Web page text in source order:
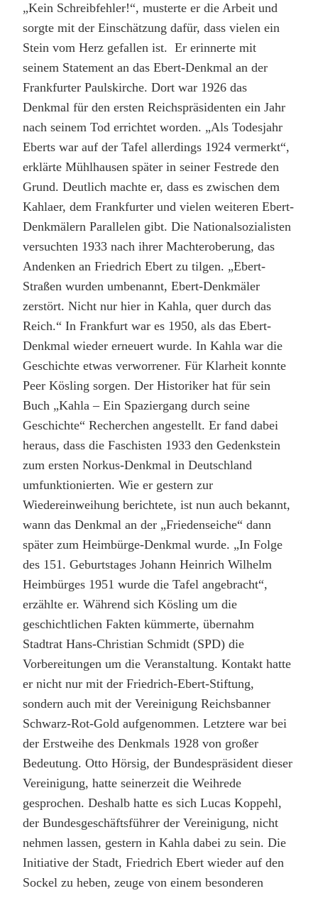
„Kein Schreibfehler!“, musterte er die Arbeit und
sorgte mit der Einschätzung dafür, dass vielen ein
Stein vom Herz gefallen ist. Er erinnerte mit
seinem Statement an das Ebert-Denkmal an der
Frankfurter Paulskirche. Dort war 1926 das
Denkmal für den ersten Reichspräsidenten ein Jahr
nach seinem Tod errichtet worden. „Als Todesjahr
Eberts war auf der Tafel allerdings 1924 vermerkt“,
erklärte Mühlhausen später in seiner Festrede den
Grund. Deutlich machte er, dass es zwischen dem
Kahlaer, dem Frankfurter und vielen weiteren Ebert-
Denkmälern Parallelen gibt. Die Nationalsozialisten
versuchten 1933 nach ihrer Machteroberung, das
Andenken an Friedrich Ebert zu tilgen. „Ebert-
Straßen wurden umbenannt, Ebert-Denkmäler
zerstört. Nicht nur hier in Kahla, quer durch das
Reich.“ In Frankfurt war es 1950, als das Ebert-
Denkmal wieder erneuert wurde. In Kahla war die
Geschichte etwas verworrener. Für Klarheit konnte
Peer Kösling sorgen. Der Historiker hat für sein
Buch „Kahla – Ein Spaziergang durch seine
Geschichte“ Recherchen angestellt. Er fand dabei
heraus, dass die Faschisten 1933 den Gedenkstein
zum ersten Norkus-Denkmal in Deutschland
umfunktionierten. Wie er gestern zur
Wiedereinweihung berichtete, ist nun auch bekannt,
wann das Denkmal an der „Friedenseiche“ dann
später zum Heimbürge-Denkmal wurde. „In Folge
des 151. Geburtstages Johann Heinrich Wilhelm
Heimbürges 1951 wurde die Tafel angebracht“,
erzählte er. Während sich Kösling um die
geschichtlichen Fakten kümmerte, übernahm
Stadtrat Hans-Christian Schmidt (SPD) die
Vorbereitungen um die Veranstaltung. Kontakt hatte
er nicht nur mit der Friedrich-Ebert-Stiftung,
sondern auch mit der Vereinigung Reichsbanner
Schwarz-Rot-Gold aufgenommen. Letztere war bei
der Erstweihe des Denkmals 1928 von großer
Bedeutung. Otto Hörsig, der Bundespräsident dieser
Vereinigung, hatte seinerzeit die Weihrede
gesprochen. Deshalb hatte es sich Lucas Koppehl,
der Bundesgeschäftsführer der Vereinigung, nicht
nehmen lassen, gestern in Kahla dabei zu sein. Die
Initiative der Stadt, Friedrich Ebert wieder auf den
Sockel zu heben, zeuge von einem besonderen